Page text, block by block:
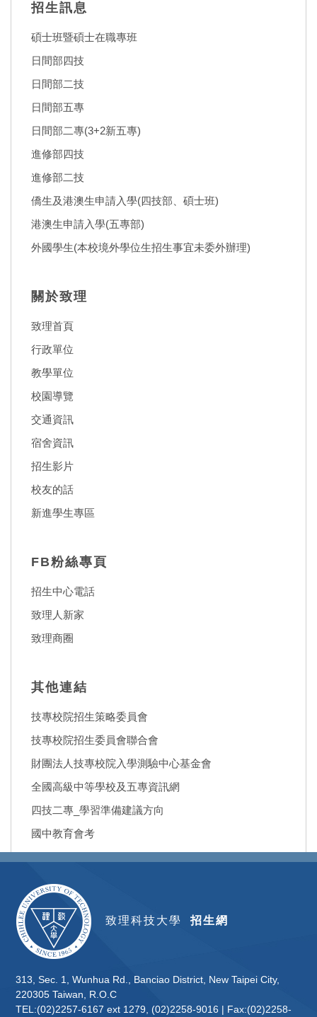
招生訊息
碩士班暨碩士在職專班
日間部四技
日間部二技
日間部五專
日間部二專(3+2新五專)
進修部四技
進修部二技
僑生及港澳生申請入學(四技部、碩士班)
港澳生申請入學(五專部)
外國學生(本校境外學位生招生事宜未委外辦理)
關於致理
致理首頁
行政單位
教學單位
校園導覽
交通資訊
宿舍資訊
招生影片
校友的話
新進學生專區
FB粉絲專頁
招生中心電話
致理人新家
致理商圈
其他連結
技專校院招生策略委員會
技專校院招生委員會聯合會
財團法人技專校院入學測驗中心基金會
全國高級中等學校及五專資訊網
四技二專_學習準備建議方向
國中教育會考
致理科技大學招生網
313, Sec. 1, Wunhua Rd., Banciao District, New Taipei City,
220305 Taiwan, R.O.C
TEL:(02)2257-6167 ext 1279, (02)2258-9016 | Fax:(02)2258-